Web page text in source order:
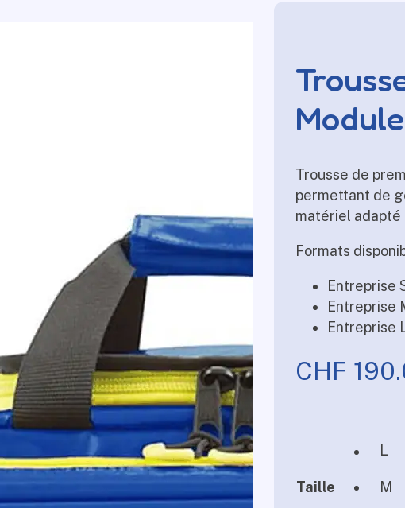
Trousse de
permettant de
matériel adapté
Formats
Entreprise
Entreprise
Entreprise
CHF
Taille
L
M